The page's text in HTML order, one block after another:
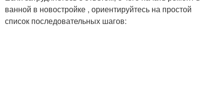
ванной в новостройке , ориентируйтесь на простой
список последовательных шагов: